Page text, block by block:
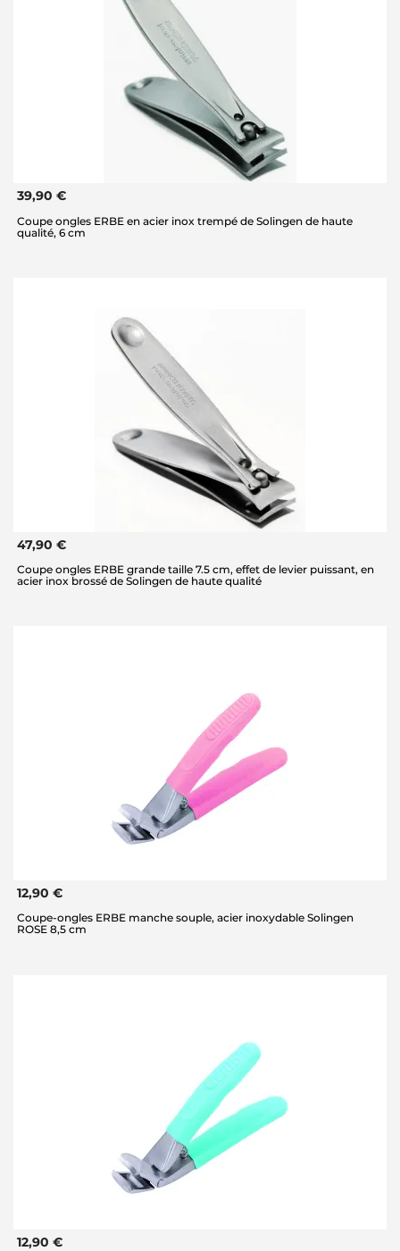
39,90 €
Coupe ongles ERBE en acier inox trempé de Solingen de haute
qualité, 6 cm
47,90 €
Coupe ongles ERBE grande taille 7.5 cm, effet de levier puissant, en
acier inox brossé de Solingen de haute qualité
12,90 €
Coupe-ongles ERBE manche souple, acier inoxydable Solingen
ROSE 8,5 cm
12,90 €